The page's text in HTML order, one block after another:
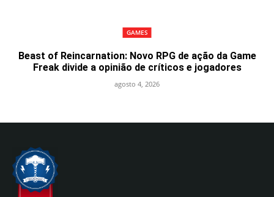
GAMES
Beast of Reincarnation: Novo RPG de ação da Game
Freak divide a opinião de críticos e jogadores
agosto 4, 2026